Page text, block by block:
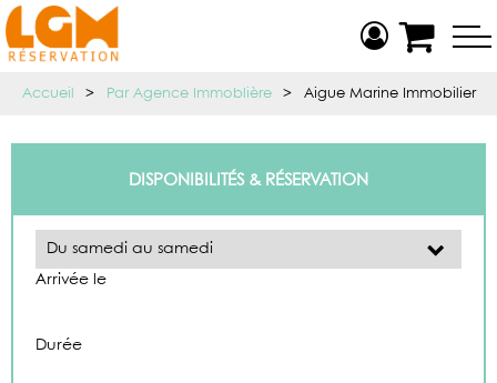
Accueil > Par Agence Immoblière > Aigue Marine Immobilier
DISPONIBILITÉS & RÉSERVATION
Arrivée le
Durée